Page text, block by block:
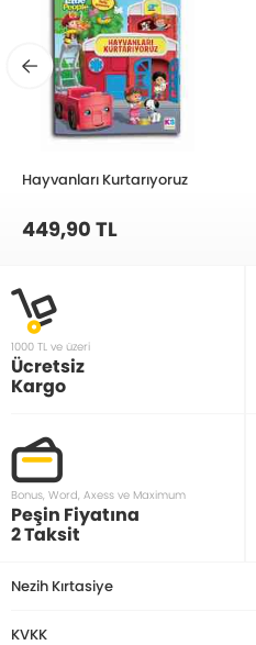
Hayvanları Kurtarıyoruz
449,90 TL
1000 TL ve üzeri
Ücretsiz
Kargo
Bonus, Word, Axess ve Maximum
Peşin Fiyatına
2 Taksit
Nezih Kırtasiye
KVKK